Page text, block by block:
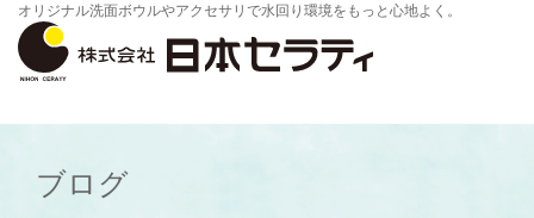
オリジナル洗面ボウルやアクセサリで水回り環境をもっと心地よく。
ブログ